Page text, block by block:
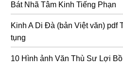
Bát Nhã Tâm Kinh Tiếng Phạn
Kinh A Di Đà (bản Việt văn) pdf
tụng
10 Hình ảnh Văn Thù Sư Lợi